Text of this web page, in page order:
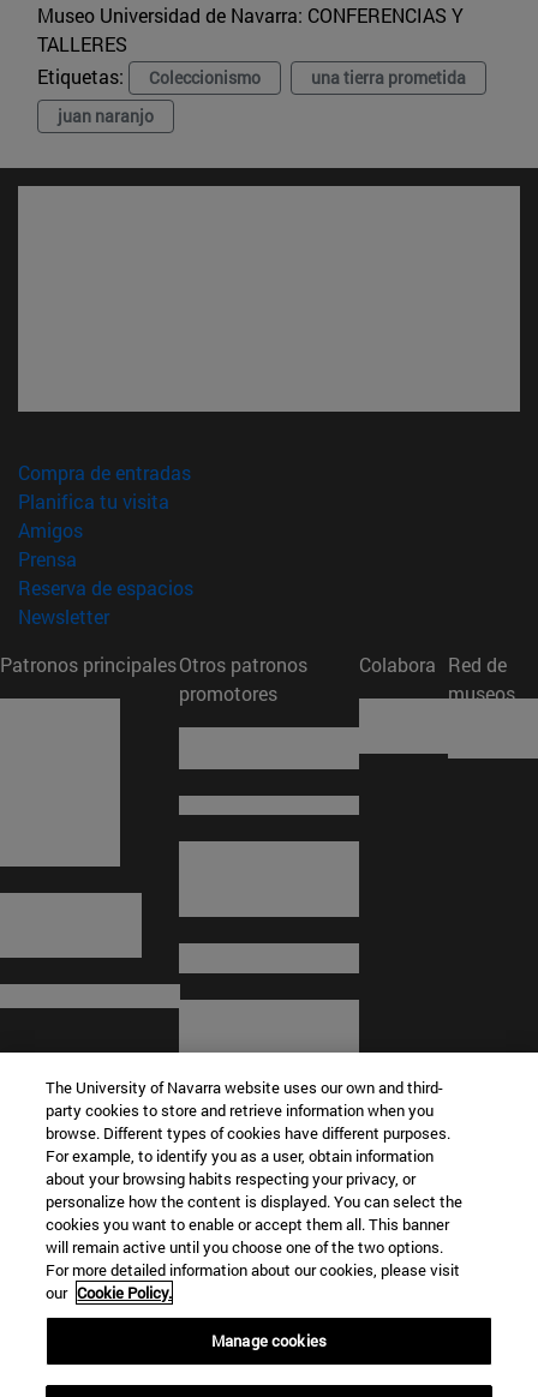
Museo Universidad de Navarra: CONFERENCIAS Y
TALLERES
Etiquetas:
Coleccionismo
una tierra prometida
juan naranjo
Compra de entradas(abre en nueva ventana)
Planifica tu visita
Amigos(abre en nueva ventana)
Prensa
Reserva de espacios(abre en nueva ventana)
Newsletter(abre en nueva ventana)
Patronos principalesOtros patronos
promotores
Colabora Red de
museos
© Universidad de Navarra
Información legal
Términos y condiciones
Accesibilidad
Configuración de cookies
Localizador de campus
The University of Navarra website uses our own and third-
party cookies to store and retrieve information when you
browse. Different types of cookies have different purposes.
For example, to identify you as a user, obtain information
about your browsing habits respecting your privacy, or
personalize how the content is displayed. You can select the
cookies you want to enable or accept them all. This banner
will remain active until you choose one of the two options.
For more detailed information about our cookies, please visit
our Cookie Policy.
Manage cookies